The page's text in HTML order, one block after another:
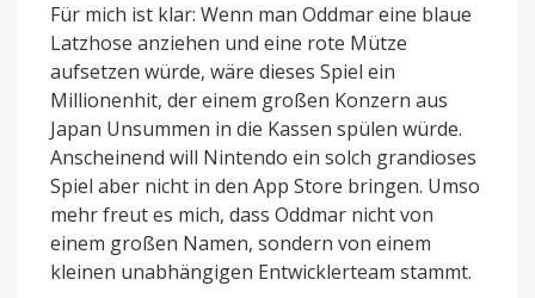
Für mich ist klar: Wenn man Oddmar eine blaue
Latzhose anziehen und eine rote Mütze
aufsetzen würde, wäre dieses Spiel ein
Millionenhit, der einem großen Konzern aus
Japan Unsummen in die Kassen spülen würde.
Anscheinend will Nintendo ein solch grandioses
Spiel aber nicht in den App Store bringen. Umso
mehr freut es mich, dass Oddmar nicht von
einem großen Namen, sondern von einem
kleinen unabhängigen Entwicklerteam stammt.